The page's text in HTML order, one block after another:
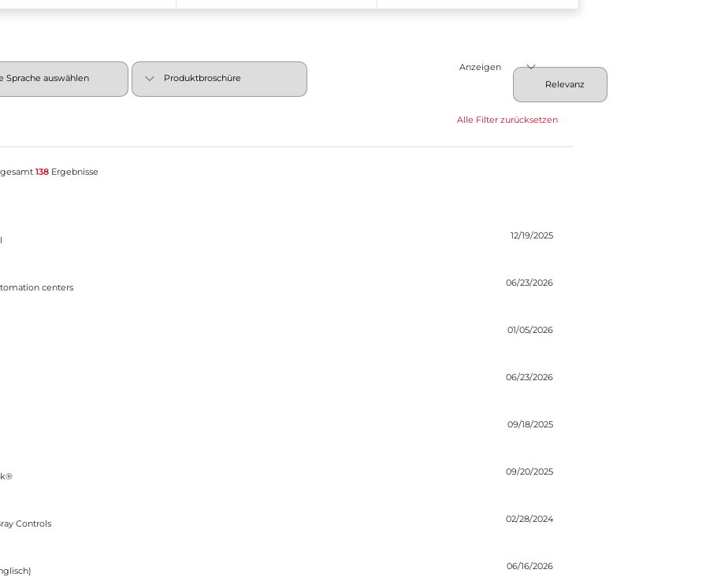
Anzeigen
Alle Filter zurücksetzen
138 Ergebnisse
12/19/2025
centers 06/23/2026
01/05/2026
06/23/2026
09/18/2025
09/20/2025
Controls 02/28/2024
06/16/2026